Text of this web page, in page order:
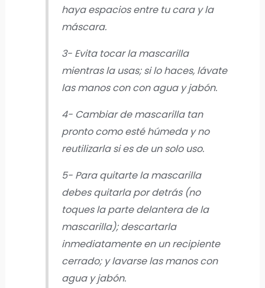
haya espacios entre tu cara y la
máscara.
3- Evita tocar la mascarilla
mientras la usas; si lo haces, lávate
las manos con con agua y jabón.
4- Cambiar de mascarilla tan
pronto como esté húmeda y no
reutilizarla si es de un solo uso.
5- Para quitarte la mascarilla
debes quitarla por detrás (no
toques la parte delantera de la
mascarilla); descartarla
inmediatamente en un recipiente
cerrado; y lavarse las manos con
agua y jabón.